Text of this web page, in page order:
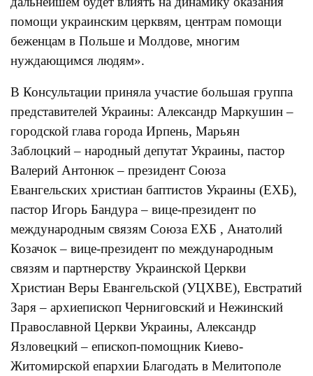
помощи украинским церквям, центрам помощи
беженцам в Польше и Молдове, многим
нуждающимся людям».
В Консультации приняла участие большая группа
представителей Украины: Александр Маркушин –
городской глава города Ирпень, Марьян
Заблоцкий – народный депутат Украины, пастор
Валерий Антонюк – президент Союза
Евангельских христиан баптистов Украины (ЕХБ),
пастор Игорь Бандура – вице-президент по
международным связям Союза ЕХБ , Анатолий
Козачок – вице-президент по международным
связям и партнерству Украинской Церкви
Христиан Веры Евангельской (УЦХВЕ), Евстратий
Заря – архиепископ Черниговский и Нежинский
Православной Церкви Украины, Александр
Язловецкий – епископ-помощник Киево-
Житомирской епархии Благодать в Мелитополе